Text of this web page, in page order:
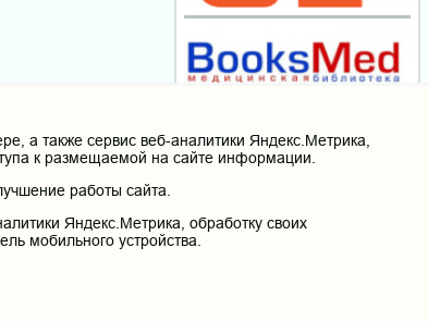
также сервис веб-аналитики Яндекс.Метрика,
к размещаемой на сайте информации.
работы сайта.
Яндекс.Метрика, обработку своих
мобильного устройства.